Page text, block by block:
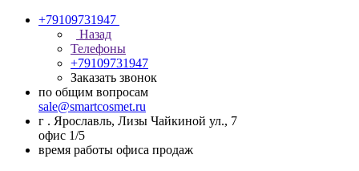
+79109731947
Назад
Телефоны
+79109731947
Заказать звонок
по общим вопросам
sale@smartcosmet.ru
г . Ярославль, Лизы Чайкиной ул., 7
офис 1/5
время работы офиса продаж